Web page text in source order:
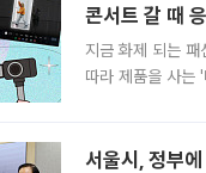
콘서트 갈 때
지금 화제 되는 패
따라 제품을 사는
서울시, 정부